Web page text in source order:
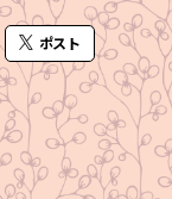
ポスト